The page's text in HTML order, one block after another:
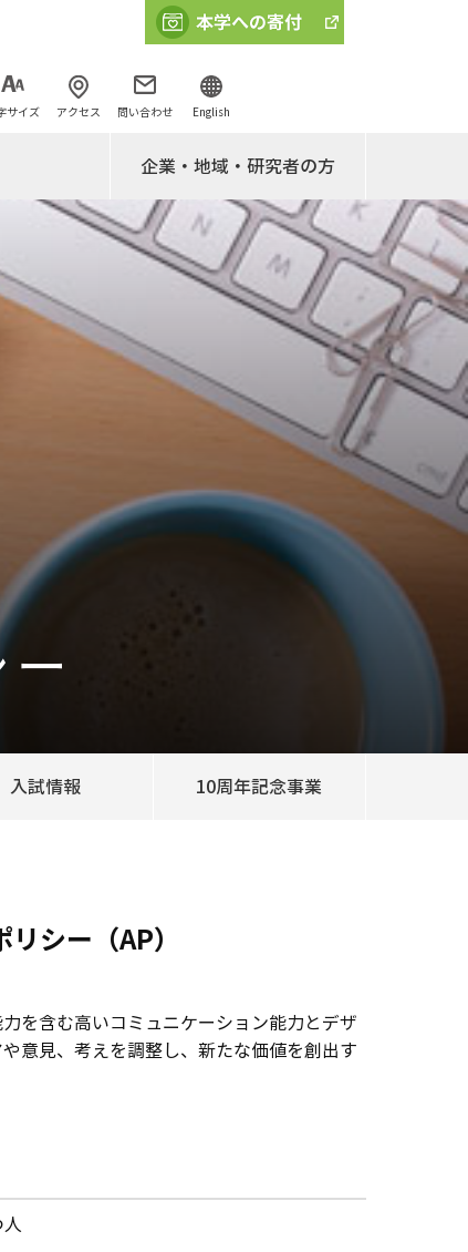
サイズ アクセス 問い合わせ English
企業・地域・研究者の方
入試情報 10周年記念事業
シー（AP）
を含む高いコミュニケーション能力とデザ
意見、考えを調整し、新たな価値を創出す